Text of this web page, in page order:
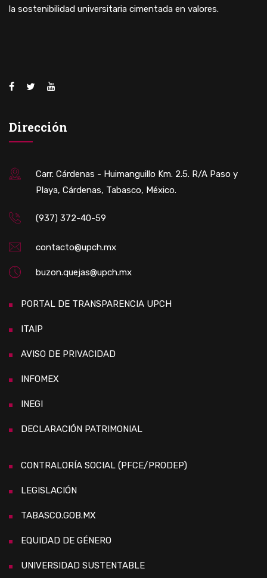
la sostenibilidad universitaria cimentada en valores.
Dirección
Carr. Cárdenas - Huimanguillo Km. 2.5. R/A Paso y
Playa, Cárdenas, Tabasco, México.
(937) 372-40-59
contacto@upch.mx
buzon.quejas@upch.mx
PORTAL DE TRANSPARENCIA UPCH
ITAIP
AVISO DE PRIVACIDAD
INFOMEX
INEGI
DECLARACIÓN PATRIMONIAL
CONTRALORÍA SOCIAL (PFCE/PRODEP)
LEGISLACIÓN
TABASCO.GOB.MX
EQUIDAD DE GÉNERO
UNIVERSIDAD SUSTENTABLE